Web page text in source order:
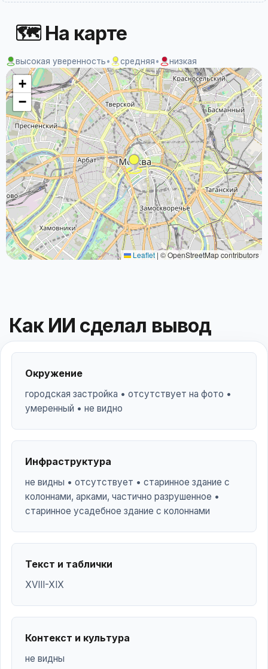
🗺 На карте
высокая уверенность• средняя• низкая
+
−
Leaflet | © OpenStreetMap contributors
Как ИИ сделал вывод
Окружение
городская застройка • отсутствует на фото •
умеренный • не видно
Инфраструктура
не видны • отсутствует • старинное здание с
колоннами, арками, частично разрушенное •
старинное усадебное здание с колоннами
Текст и таблички
XVIII-XIX
Контекст и культура
не видны